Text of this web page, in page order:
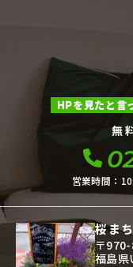
HPを見たと言
無
営業時間：
桜ま
〒
福島県